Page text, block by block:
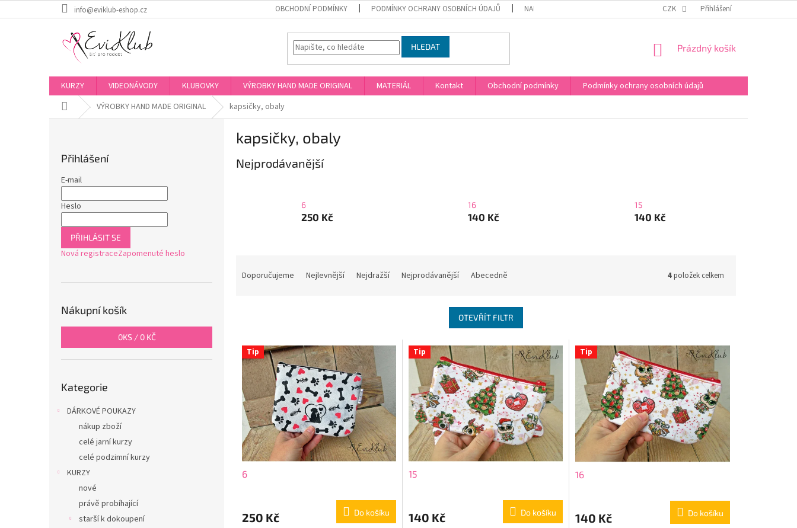
na
info@eviklub-eshop.cz OBCHODNÍ PODMÍNKY PODMÍNKY OCHRANY OSOBNÍCH ÚDAJŮ NAPIŠTE NÁM WEB EVIKLUBU S KURZY
CZK Přihlášení
HLEDAT
NÁKUPNÍ
Prázdný košík
KURZY VIDEONÁVODY KLUBOVKY VÝROBKY HAND MADE ORIGINAL MATERIÁL Kontakt Obchodní podmínky
Podmínky ochrany osobních údajů
Domů VÝROBKY HAND MADE ORIGINAL kapsičky, obaly
Přihlášení
E-mail
Heslo
PŘIHLÁSIT SE
Nová registraceZapomenuté heslo
Nákupní košík
0KS / 0 KČ
kategorie
Kategorie
DÁRKOVÉ POUKAZY
nákup zboží
celé jarní kurzy
celé podzimní kurzy
KURZY
nové
právě probíhající
starší k dokoupení
kapsičky, obaly
Nejprodávanější
6
250 Kč
16
140 Kč
15
140 Kč
Doporučujeme Nejlevnější Nejdražší Nejprodávanější Abecedně 4položek celkem
OTEVŘÍT FILTR
V Tip
6
250 Kč Do košíku
Tip
15
140 Kč Do košíku
Tip
16
140 Kč Do košíku